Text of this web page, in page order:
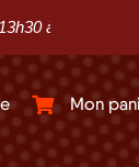
et du
Mon